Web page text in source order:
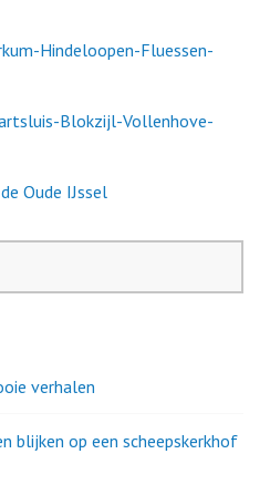
Hindeloopen-Fluessen-
Blokzijl-Vollenhove-
Oude IJssel
verhalen
blijken op een scheepskerkhof